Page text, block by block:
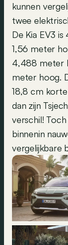
kunnen
twee
De Kia EV3
1,56 meter
4,488 meter
meter hoog.
18,8 cm
dan zijn
verschil!
binnenin
vergelijkbare